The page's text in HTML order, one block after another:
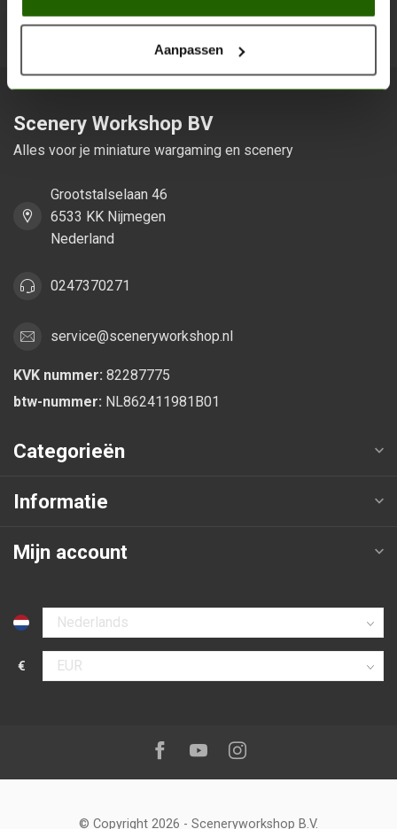
Aanpassen
Scenery Workshop BV
Alles voor je miniature wargaming en scenery
Grootstalselaan 46
6533 KK Nijmegen
Nederland
0247370271
service@sceneryworkshop.nl
KVK nummer: 82287775
btw-nummer: NL862411981B01
Categorieën
Informatie
Mijn account
Selecteer taal
€
Selecteer valuta
Volg ons op:Facebook
YoutubeInstagram
© Copyright 2026 - Sceneryworkshop B.V.